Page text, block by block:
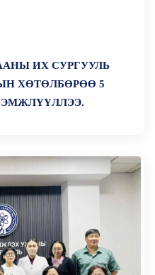
ИХ СУРГУУЛЬ
ХӨТӨЛБӨРӨӨ 5